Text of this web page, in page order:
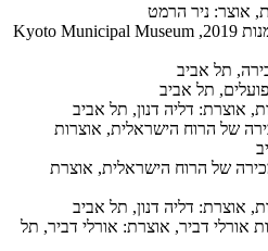
Kyoto Municipal Museum
של הרוח הישראלית, אוצרות
מכירה של הרוח הישראלית, אוצרת
אורלי דביר, אוצרת: אורלי דביר, תל